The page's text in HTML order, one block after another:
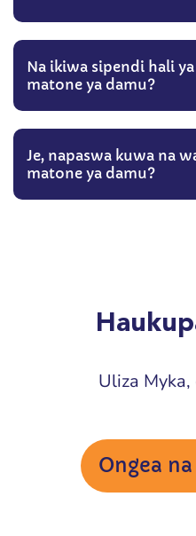
Na ikiwa sipendi hali
matone ya damu?
Je, napaswa kuwa na
matone ya damu?
Uliza
Ongea